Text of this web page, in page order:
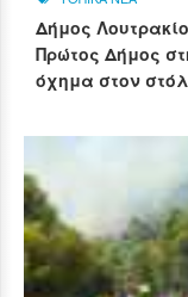
Δήμος
Πρώτος Δήμος
όχημα στον